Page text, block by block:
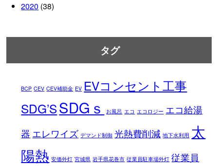
2020 (38)
タグ
BCP CEV CEV補助金 EV EVコンセント工事
SDG’SSDGｓ お風呂 エコ エコロジー エコ給湯
器 エレワイズ デマンド制御 光熱費削減 地下水利用 太
陽熱 安価外灯 宮城県 岩手県花巻市 従業員駐車場外灯 従業員